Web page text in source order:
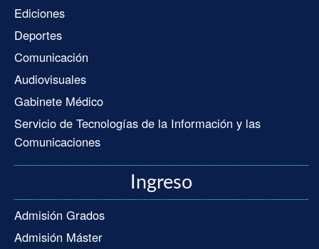
Ediciones
Deportes
Comunicación
Audiovisuales
Gabinete Médico
Servicio de Tecnologías de la Información y las
Comunicaciones
Ingreso
Admisión Grados
Admisión Máster